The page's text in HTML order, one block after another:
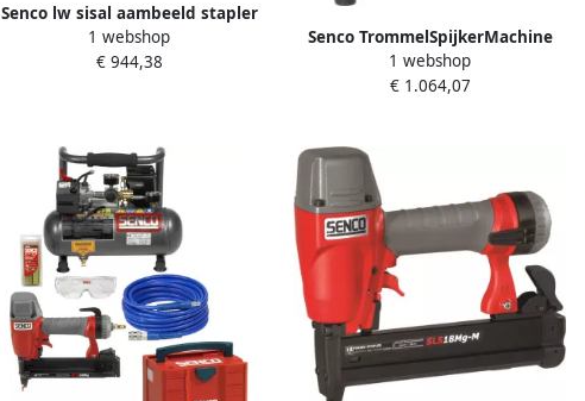
Senco lw sisal aambeeld stapler
F75SXP-J 8J2001N
1 webshop
€ 944,38
Senco TrommelSpijkerMachine
SCN650 BF TF 7P2001N
1 webshop
€ 1.064,07